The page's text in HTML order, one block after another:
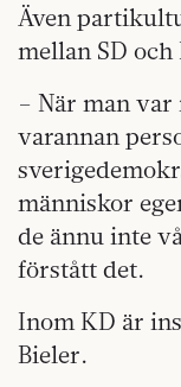
Även
mellan SD
– När man var
varannan
människor
de ännu inte
förstått det.
Inom KD är
Bieler.